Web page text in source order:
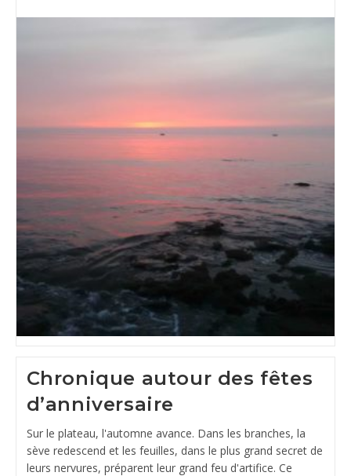
Chronique autour des fêtes
d’anniversaire
Sur le plateau, l'automne avance. Dans les branches, la
sève redescend et les feuilles, dans le plus grand secret de
leurs nervures, préparent leur grand feu d'artifice. Ce